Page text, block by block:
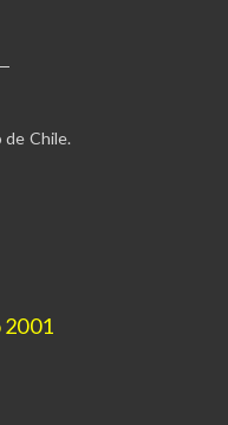
Chile.
2001